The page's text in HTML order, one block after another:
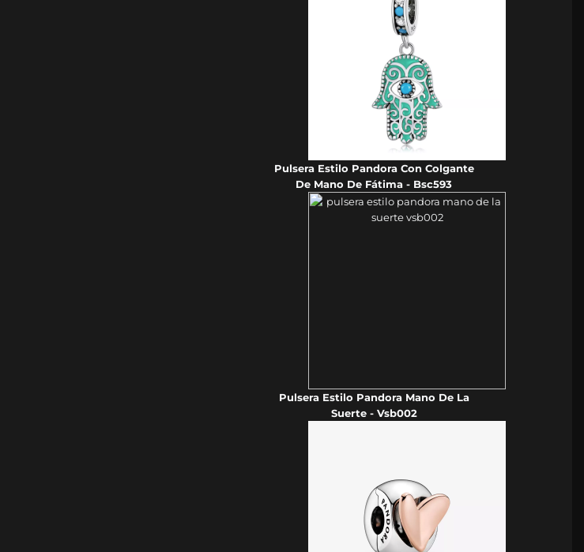
Pulsera Estilo Pandora Con Colgante
De Mano De Fátima - Bsc593
Pulsera Estilo Pandora Mano De La
Suerte - Vsb002